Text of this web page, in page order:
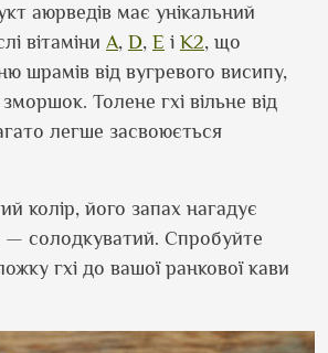
аюрведів має унікальний
вітаміни А, D, Е і К2, що
шрамів від вугревого висипу,
Толене гхі вільне від
легше засвоюється
колір, його запах нагадує
— солодкуватий. Спробуйте
гхі до вашої ранкової кави